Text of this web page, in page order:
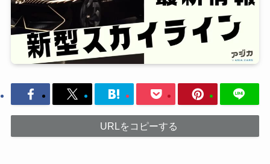
URLをコピーする